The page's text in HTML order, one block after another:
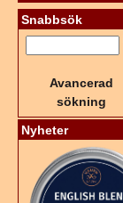
Snabbsök
Avancerad
sökning
Nyheter